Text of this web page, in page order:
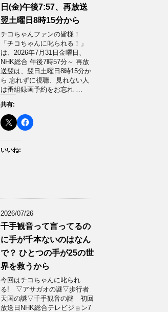
日(金)午後7:57、再放送
翌土曜日8時15分から
チコちゃんファンの皆様！
「チコちゃんに叱られる！」​
は、2026年7月31日金曜日、
NHK総合 午後7時57分～ 再放
送翌は、翌日土曜日8時15分か
ら 忘れずに視聴、見れない人
は番組録画予約をお忘れ …
共有:
いいね:
2026/07/26
千手観音って言ってるの
に手が千本ないのはなん
で？ ひとつの手が25の世
界を救うから
今回はチコちゃんに叱られ
る! ▽アサガオの謎▽歩行者
天国の謎▽千手観音の謎 初回
放送日NHK総合テレビジョン7